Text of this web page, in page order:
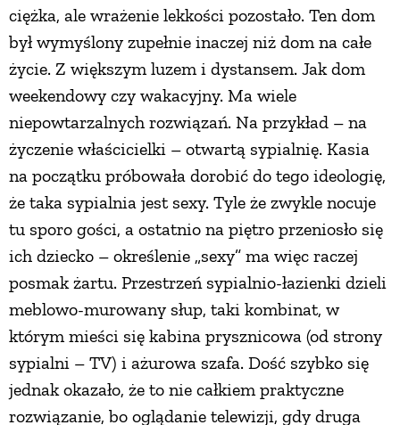
ciężka, ale wrażenie lekkości pozostało. Ten dom
był wymyślony zupełnie inaczej niż dom na całe
życie. Z większym luzem i dystansem. Jak dom
weekendowy czy wakacyjny. Ma wiele
niepowtarzalnych rozwiązań. Na przykład – na
życzenie właścicielki – otwartą sypialnię. Kasia
na początku próbowała dorobić do tego ideologię,
że taka sypialnia jest sexy. Tyle że zwykle nocuje
tu sporo gości, a ostatnio na piętro przeniosło się
ich dziecko – określenie „sexy” ma więc raczej
posmak żartu. Przestrzeń sypialnio-łazienki dzieli
meblowo-murowany słup, taki kombinat, w
którym mieści się kabina prysznicowa (od strony
sypialni – TV) i ażurowa szafa. Dość szybko się
jednak okazało, że to nie całkiem praktyczne
rozwiązanie, bo oglądanie telewizji, gdy druga